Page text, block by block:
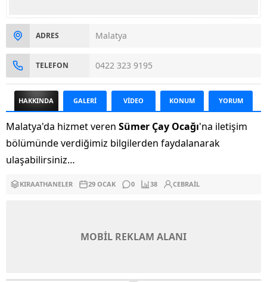
ADRES Malatya
TELEFON 0422 323 9195
HAKKINDA GALERİ VİDEO KONUM YORUM
Malatya'da hizmet veren Sümer Çay Ocağı'na iletişim
bölümünde verdiğimiz bilgilerden faydalanarak
ulaşabilirsiniz…
KIRAATHANELER 29 OCAK 0 38 CEBRAIL
MOBİL REKLAM ALANI